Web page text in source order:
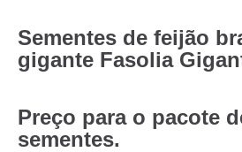
Sementes de feijão
gigante Fasolia
Preço para o pacote
sementes.